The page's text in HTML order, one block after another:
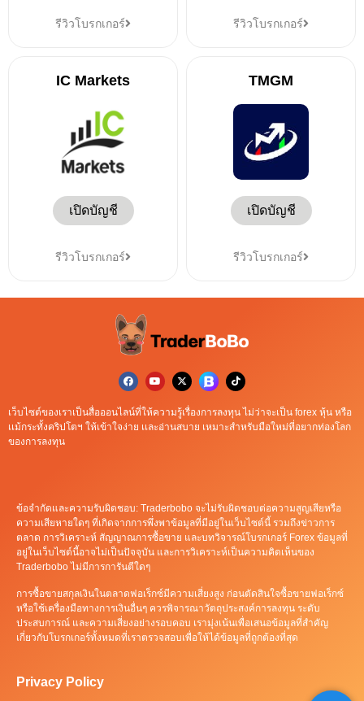
รีวิวโบรกเกอร์ รีวิวโบรกเกอร์
IC Markets
เปิดบัญชี
รีวิวโบรกเกอร์
TMGM
เปิดบัญชี
รีวิวโบรกเกอร์
เว็บไซต์ของเราเป็นสื่อออนไลน์ที่ให้ความรู้เรื่องการลงทุน ไม่ว่าจะเป็น forex หุ้น หรือ
เเม้กระทั้งคริปโตฯ ให้เข้าใจง่าย เเละอ่านสบาย เหมาะสำหรับมือใหม่ที่อยากท่องโลก
ของการลงทุน
ข้อจำกัดและความรับผิดชอบ: Traderbobo จะไม่รับผิดชอบต่อความสูญเสียหรือ
ความเสียหายใดๆ ที่เกิดจากการพึ่งพาข้อมูลที่มีอยู่ในเว็บไซต์นี้ รวมถึงข่าวการ
ตลาด การวิเคราะห์ สัญญาณการซื้อขาย และบทวิจารณ์โบรกเกอร์ Forex ข้อมูลที่
อยู่ในเว็บไซต์นี้อาจไม่เป็นปัจจุบัน และการวิเคราะห์เป็นความคิดเห็นของ
Traderbobo ไม่มีการการันตีใดๆ
การซื้อขายสกุลเงินในตลาดฟอเร็กซ์มีความเสี่ยงสูง ก่อนตัดสินใจซื้อขายฟอเร็กซ์
หรือใช้เครื่องมือทางการเงินอื่นๆ ควรพิจารณาวัตถุประสงค์การลงทุน ระดับ
ประสบการณ์ และความเสี่ยงอย่างรอบคอบ เรามุ่งเน้นเพื่อเสนอข้อมูลที่สำคัญ
เกี่ยวกับโบรกเกอร์ทั้งหมดที่เราตรวจสอบเพื่อให้ได้ข้อมูลที่ถูกต้องที่สุด
Privacy Policy